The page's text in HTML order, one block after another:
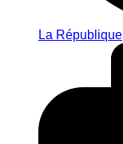
La République